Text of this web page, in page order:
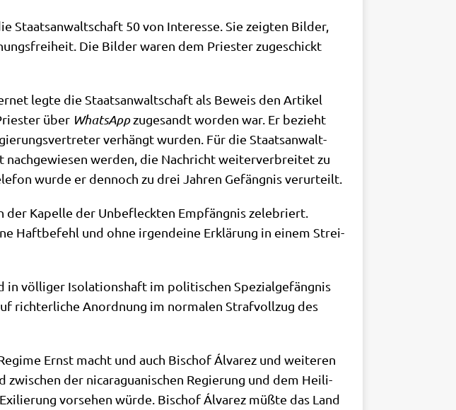
Staats­an­walt­schaft 50 von Inter­es­se. Sie zeig­ten Bil­der,
Die Bil­der waren dem Prie­ster zuge­schickt
leg­te die Staats­an­walt­schaft als Beweis den Arti­kel
über Whats­Appzuge­sandt wor­den war. Er bezieht
ver­hängt wur­den. Für die Staats­an­walt­
wer­den, die Nach­richt wei­ter­ver­brei­tet zu
wur­de er den­noch zu drei Jah­ren Gefäng­nis verurteilt.
der Kapel­le der Unbe­fleck­ten Emp­fäng­nis zele­briert.
Haft­be­fehl und ohne irgend­ei­ne Erklä­rung in einem Strei­
in völ­li­ger Iso­la­ti­ons­haft im poli­ti­schen Spe­zi­al­ge­fäng­nis
rich­ter­li­che Anord­nung im nor­ma­len Straf­voll­zug des
Ernst macht und auch Bischof Álva­rez und wei­te­ren
der nica­ra­gua­ni­schen Regie­rung und dem Hei­li­
vor­se­hen wür­de. Bischof Álva­rez müß­te das Land